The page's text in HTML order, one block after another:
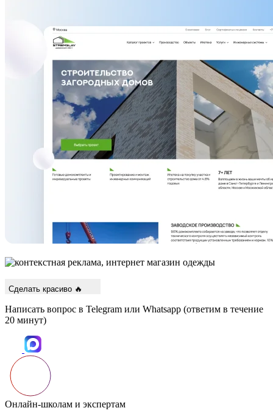
Сделать красиво 🔥
Написать вопрос в Telegram или Whatsapp (ответим в течение
20 минут)
Онлайн-школам и экспертам